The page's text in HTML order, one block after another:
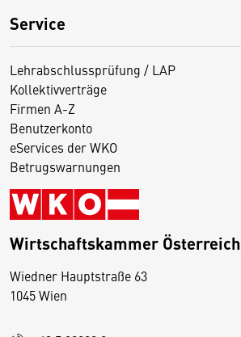
Service
Lehrabschlussprüfung / LAP
Kollektivverträge
Firmen A-Z
Benutzerkonto
eServices der WKO
Betrugswarnungen
Wirtschaftskammer Österreich
Wiedner Hauptstraße 63
1045 Wien
D